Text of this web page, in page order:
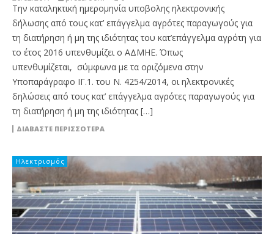
Tην καταληκτική ημερομηνία υποβολης ηλεκτρονικής
δήλωσης από τους κατ’ επάγγελμα αγρότες παραγωγούς για
τη διατήρηση ή μη της ιδιότητας του κατ’επάγγελμα αγρότη για
το έτος 2016 υπενθυμίζει ο ΑΔΜΗΕ. Όπως
υπενθυμίζεται, σύμφωνα με τα οριζόμενα στην
Υποπαράγραφο ΙΓ.1. του Ν. 4254/2014, οι ηλεκτρονικές
δηλώσεις από τους κατ’ επάγγελμα αγρότες παραγωγούς για
τη διατήρηση ή μη της ιδιότητας […]
ΔΙΑΒΆΣΤΕ ΠΕΡΙΣΣΌΤΕΡΑ
Ηλεκτρισμός